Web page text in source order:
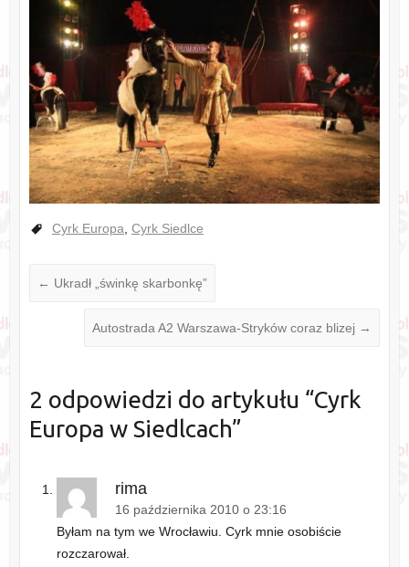
Cyrk Europa Cyrk Siedlce
← Ukradł „świnkę skarbonkę”
Autostrada A2 Warszawa-Stryków coraz blizej →
2 odpowiedzi do artykułu “Cyrk
Europa w Siedlcach”
rima
16 października 2010 o 23:16
Byłam na tym we Wrocławiu. Cyrk mnie osobiście
rozczarował.